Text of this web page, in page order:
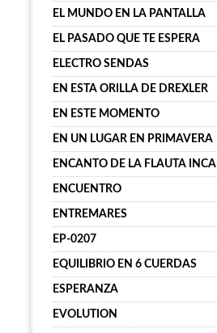
EL MUNDO EN LA PANTALLA
EL PASADO QUE TE ESPERA
ELECTRO SENDAS
EN ESTA ORILLA DE DREXLER
EN ESTE MOMENTO
EN UN LUGAR EN PRIMAVERA
ENCANTO DE LA FLAUTA INCA
ENCUENTRO
ENTREMARES
EP-0207
EQUILIBRIO EN 6 CUERDAS
ESPERANZA
EVOLUTION